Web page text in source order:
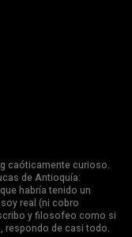
caóticamente curioso.
de Antioquía:
habría tenido un
real (ni cobro
y filosofeo como si
respondo de casi todo.